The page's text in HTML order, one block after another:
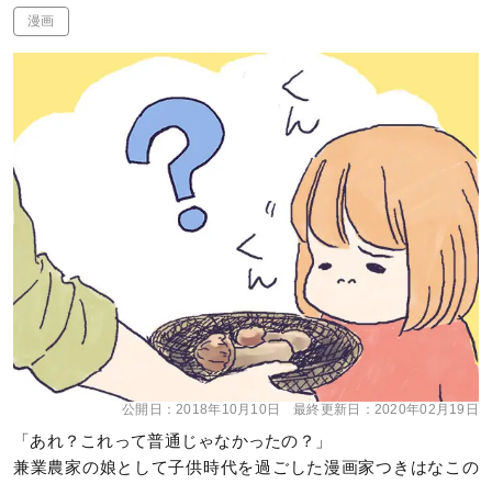
漫画
公開日：2018年10月10日 最終更新日： 2020年02月19日
「あれ？これって普通じゃなかったの？」
兼業農家の娘として子供時代を過ごした漫画家つきはなこの